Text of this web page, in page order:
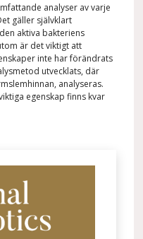
analyser av varje
gäller självklart
aktiva bakteriens
är det viktigt att
inte har förändrats
utvecklats, där
analyseras.
egenskap finns kvar